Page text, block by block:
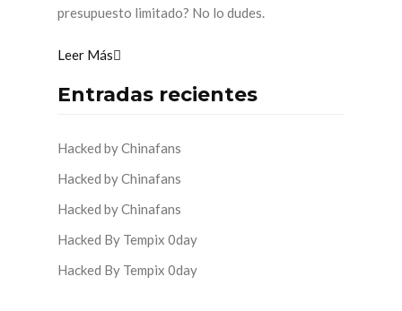
presupuesto limitado? No lo dudes.
Leer Más
Entradas recientes
Hacked by Chinafans
Hacked by Chinafans
Hacked by Chinafans
Hacked By Tempix 0day
Hacked By Tempix 0day